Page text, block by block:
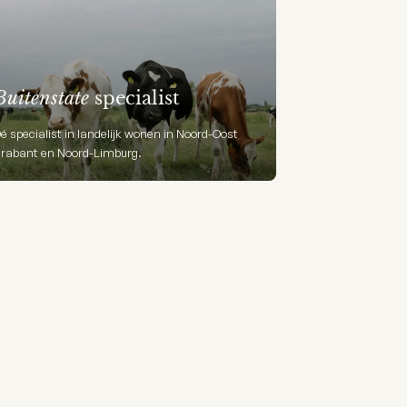
specialist
specialist in landelijk wonen in Noord-Oost
en Noord-Limburg.